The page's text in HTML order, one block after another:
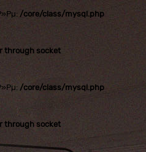
/core/class/mysql.php
through socket
/core/class/mysql.php
through socket